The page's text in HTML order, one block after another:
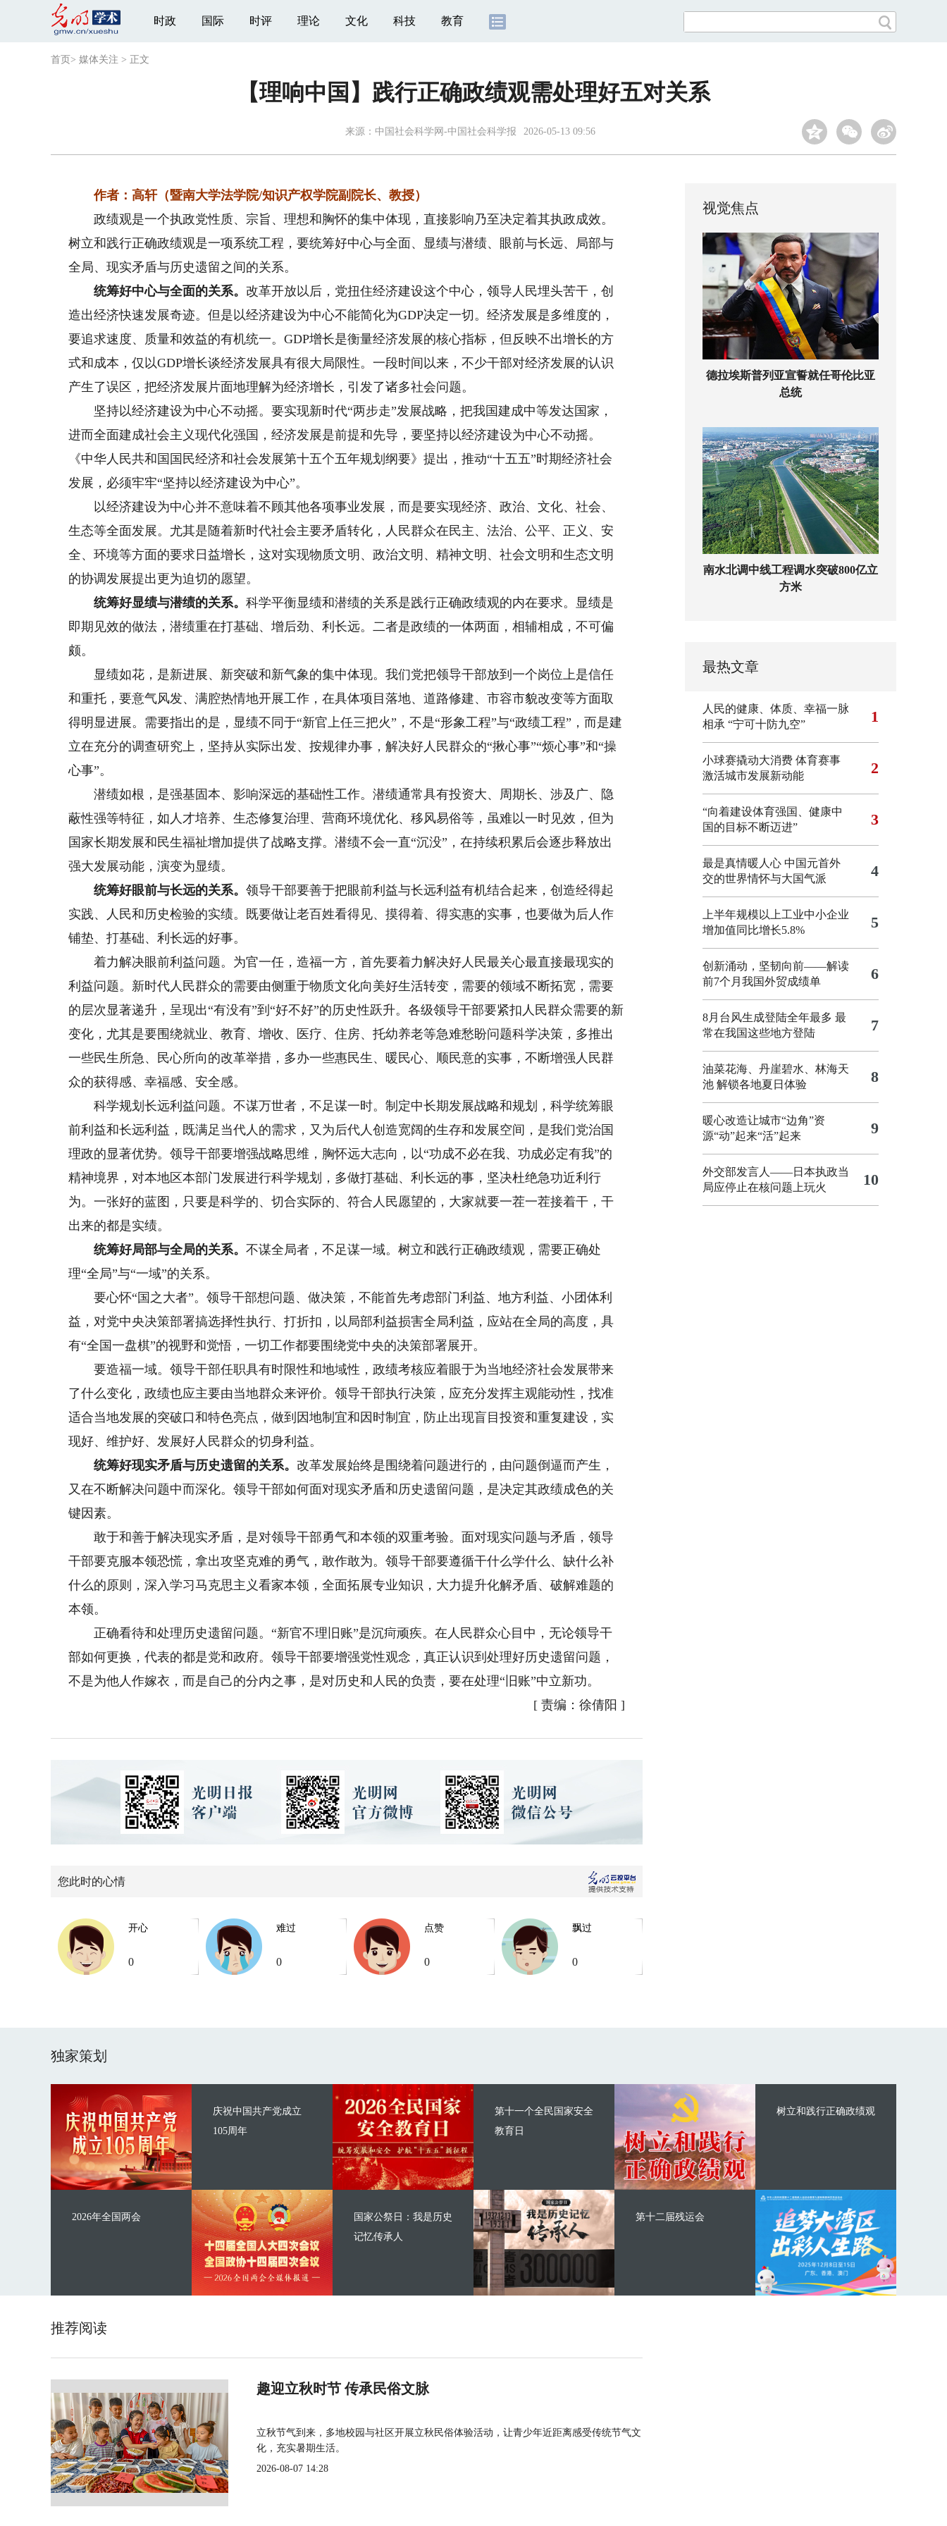
时政 国际 时评 理论 文化 科技 教育
首页 > 媒体关注 > 正文
【理响中国】践行正确政绩观需处理好五对关系
来源： 中国社会科学网-中国社会科学报 2026-05-13 09:56
作者：高轩（暨南大学法学院/知识产权学院副院长、教授）
政绩观是一个执政党性质、宗旨、理想和胸怀的集中体现，直接影响乃至决定着其执政成效。
树立和践行正确政绩观是一项系统工程，要统筹好中心与全面、显绩与潜绩、眼前与长远、局部与
全局、现实矛盾与历史遗留之间的关系。
统筹好中心与全面的关系。改革开放以后，党扭住经济建设这个中心，领导人民埋头苦干，创
造出经济快速发展奇迹。但是以经济建设为中心不能简化为GDP决定一切。经济发展是多维度的，
要追求速度、质量和效益的有机统一。GDP增长是衡量经济发展的核心指标，但反映不出增长的方
式和成本，仅以GDP增长谈经济发展具有很大局限性。一段时间以来，不少干部对经济发展的认识
产生了误区，把经济发展片面地理解为经济增长，引发了诸多社会问题。
坚持以经济建设为中心不动摇。要实现新时代“两步走”发展战略，把我国建成中等发达国家，
进而全面建成社会主义现代化强国，经济发展是前提和先导，要坚持以经济建设为中心不动摇。
《中华人民共和国国民经济和社会发展第十五个五年规划纲要》提出，推动“十五五”时期经济社会
发展，必须牢牢“坚持以经济建设为中心”。
以经济建设为中心并不意味着不顾其他各项事业发展，而是要实现经济、政治、文化、社会、
生态等全面发展。尤其是随着新时代社会主要矛盾转化，人民群众在民主、法治、公平、正义、安
全、环境等方面的要求日益增长，这对实现物质文明、政治文明、精神文明、社会文明和生态文明
的协调发展提出更为迫切的愿望。
统筹好显绩与潜绩的关系。科学平衡显绩和潜绩的关系是践行正确政绩观的内在要求。显绩是
即期见效的做法，潜绩重在打基础、增后劲、利长远。二者是政绩的一体两面，相辅相成，不可偏
颇。
显绩如花，是新进展、新突破和新气象的集中体现。我们党把领导干部放到一个岗位上是信任
和重托，要意气风发、满腔热情地开展工作，在具体项目落地、道路修建、市容市貌改变等方面取
得明显进展。需要指出的是，显绩不同于“新官上任三把火”，不是“形象工程”与“政绩工程”，而是建
立在充分的调查研究上，坚持从实际出发、按规律办事，解决好人民群众的“揪心事”“烦心事”和“操
心事”。
潜绩如根，是强基固本、影响深远的基础性工作。潜绩通常具有投资大、周期长、涉及广、隐
蔽性强等特征，如人才培养、生态修复治理、营商环境优化、移风易俗等，虽难以一时见效，但为
国家长期发展和民生福祉增加提供了战略支撑。潜绩不会一直“沉没”，在持续积累后会逐步释放出
强大发展动能，演变为显绩。
统筹好眼前与长远的关系。领导干部要善于把眼前利益与长远利益有机结合起来，创造经得起
实践、人民和历史检验的实绩。既要做让老百姓看得见、摸得着、得实惠的实事，也要做为后人作
铺垫、打基础、利长远的好事。
着力解决眼前利益问题。为官一任，造福一方，首先要着力解决好人民最关心最直接最现实的
利益问题。新时代人民群众的需要由侧重于物质文化向美好生活转变，需要的领域不断拓宽，需要
的层次显著递升，呈现出“有没有”到“好不好”的历史性跃升。各级领导干部要紧扣人民群众需要的新
变化，尤其是要围绕就业、教育、增收、医疗、住房、托幼养老等急难愁盼问题科学决策，多推出
一些民生所急、民心所向的改革举措，多办一些惠民生、暖民心、顺民意的实事，不断增强人民群
众的获得感、幸福感、安全感。
科学规划长远利益问题。不谋万世者，不足谋一时。制定中长期发展战略和规划，科学统筹眼
前利益和长远利益，既满足当代人的需求，又为后代人创造宽阔的生存和发展空间，是我们党治国
理政的显著优势。领导干部要增强战略思维，胸怀远大志向，以“功成不必在我、功成必定有我”的
精神境界，对本地区本部门发展进行科学规划，多做打基础、利长远的事，坚决杜绝急功近利行
为。一张好的蓝图，只要是科学的、切合实际的、符合人民愿望的，大家就要一茬一茬接着干，干
出来的都是实绩。
统筹好局部与全局的关系。不谋全局者，不足谋一域。树立和践行正确政绩观，需要正确处
理“全局”与“一域”的关系。
要心怀“国之大者”。领导干部想问题、做决策，不能首先考虑部门利益、地方利益、小团体利
益，对党中央决策部署搞选择性执行、打折扣，以局部利益损害全局利益，应站在全局的高度，具
有“全国一盘棋”的视野和觉悟，一切工作都要围绕党中央的决策部署展开。
要造福一域。领导干部任职具有时限性和地域性，政绩考核应着眼于为当地经济社会发展带来
了什么变化，政绩也应主要由当地群众来评价。领导干部执行决策，应充分发挥主观能动性，找准
适合当地发展的突破口和特色亮点，做到因地制宜和因时制宜，防止出现盲目投资和重复建设，实
现好、维护好、发展好人民群众的切身利益。
统筹好现实矛盾与历史遗留的关系。改革发展始终是围绕着问题进行的，由问题倒逼而产生，
又在不断解决问题中而深化。领导干部如何面对现实矛盾和历史遗留问题，是决定其政绩成色的关
键因素。
敢于和善于解决现实矛盾，是对领导干部勇气和本领的双重考验。面对现实问题与矛盾，领导
干部要克服本领恐慌，拿出攻坚克难的勇气，敢作敢为。领导干部要遵循干什么学什么、缺什么补
什么的原则，深入学习马克思主义看家本领，全面拓展专业知识，大力提升化解矛盾、破解难题的
本领。
正确看待和处理历史遗留问题。“新官不理旧账”是沉疴顽疾。在人民群众心目中，无论领导干
部如何更换，代表的都是党和政府。领导干部要增强党性观念，真正认识到处理好历史遗留问题，
不是为他人作嫁衣，而是自己的分内之事，是对历史和人民的负责，要在处理“旧账”中立新功。
[ 责编：徐倩阳 ]
您此时的心情
开心
0
难过
0
点赞
0
飘过
0
视觉焦点
德拉埃斯普列亚宣誓就任哥伦比亚
总统
南水北调中线工程调水突破800亿立
方米
最热文章
人民的健康、体质、幸福一脉
相承 “宁可十防九空” 1
小球赛撬动大消费 体育赛事
激活城市发展新动能
2
“向着建设体育强国、健康中
国的目标不断迈进”
3
最是真情暖人心 中国元首外
交的世界情怀与大国气派
4
上半年规模以上工业中小企业
增加值同比增长5.8%
5
创新涌动，坚韧向前——解读
前7个月我国外贸成绩单
6
8月台风生成登陆全年最多 最
常在我国这些地方登陆
7
油菜花海、丹崖碧水、林海天
池 解锁各地夏日体验
8
暖心改造让城市“边角”资
源“动”起来“活”起来
9
外交部发言人——日本执政当
局应停止在核问题上玩火
10
独家策划
庆祝中国共产党成立
105周年
2026年全国两会
第十一个全民国家安全
教育日
国家公祭日：我是历史
记忆传承人
树立和践行正确政绩观
第十二届残运会
推荐阅读
趣迎立秋时节 传承民俗文脉
立秋节气到来，多地校园与社区开展立秋民俗体验活动，让青少年近距离感受传统节气文
化，充实暑期生活。
2026-08-07 14:28